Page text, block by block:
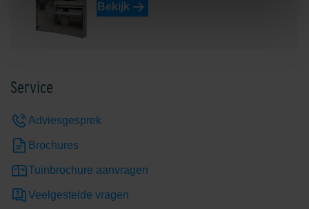
Bekijk
Service
Adviesgesprek
Brochures
Tuinbrochure aanvragen
Veelgestelde vragen